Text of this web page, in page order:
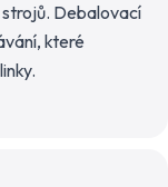
Debalovací
které